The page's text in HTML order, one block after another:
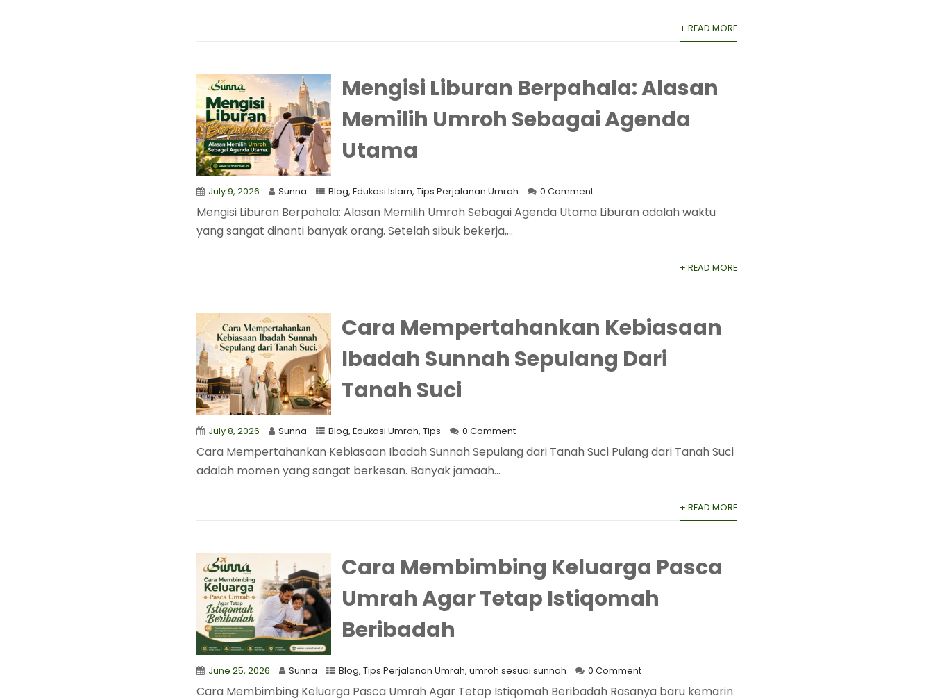
+ READ MORE
Mengisi Liburan Berpahala: Alasan
Memilih Umroh Sebagai Agenda
Utama
July 9, 2026 Sunna Blog, Edukasi Islam, Tips Perjalanan Umrah 0 Comment
Mengisi Liburan Berpahala: Alasan Memilih Umroh Sebagai Agenda Utama Liburan adalah waktu
yang sangat dinanti banyak orang. Setelah sibuk bekerja,...
+ READ MORE
Cara Mempertahankan Kebiasaan
Ibadah Sunnah Sepulang Dari
Tanah Suci
July 8, 2026 Sunna Blog, Edukasi Umroh, Tips 0 Comment
Cara Mempertahankan Kebiasaan Ibadah Sunnah Sepulang dari Tanah Suci Pulang dari Tanah Suci
adalah momen yang sangat berkesan. Banyak jamaah...
+ READ MORE
Cara Membimbing Keluarga Pasca
Umrah Agar Tetap Istiqomah
Beribadah
June 25, 2026 Sunna Blog, Tips Perjalanan Umrah, umroh sesuai sunnah 0 Comment
Cara Membimbing Keluarga Pasca Umrah Agar Tetap Istiqomah Beribadah Rasanya baru kemarin